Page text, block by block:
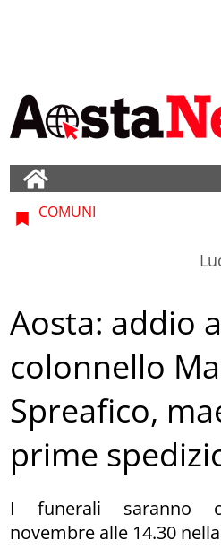
COMUNI
Aosta: addio
colonnello
Spreafico,
prime
I funerali saranno
novembre alle 14.30